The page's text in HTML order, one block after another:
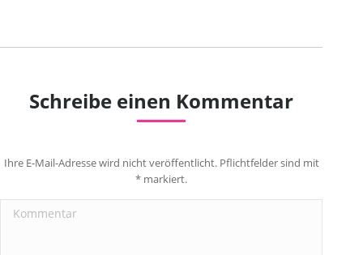
Schreibe einen Kommentar
Ihre E-Mail-Adresse wird nicht veröffentlicht. Pflichtfelder sind mit
* markiert.
Kommentar